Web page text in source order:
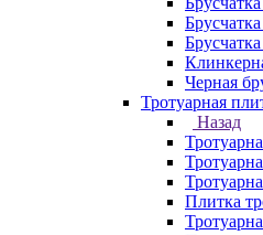
Черная
Тротуарная
Назад
Плитка